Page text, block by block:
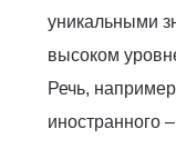
уникальными
высоком
Речь,
иностранного